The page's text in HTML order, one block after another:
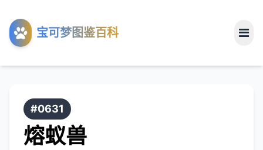
宝可梦图鉴百科
工具
关于
#0631
熔蚁兽